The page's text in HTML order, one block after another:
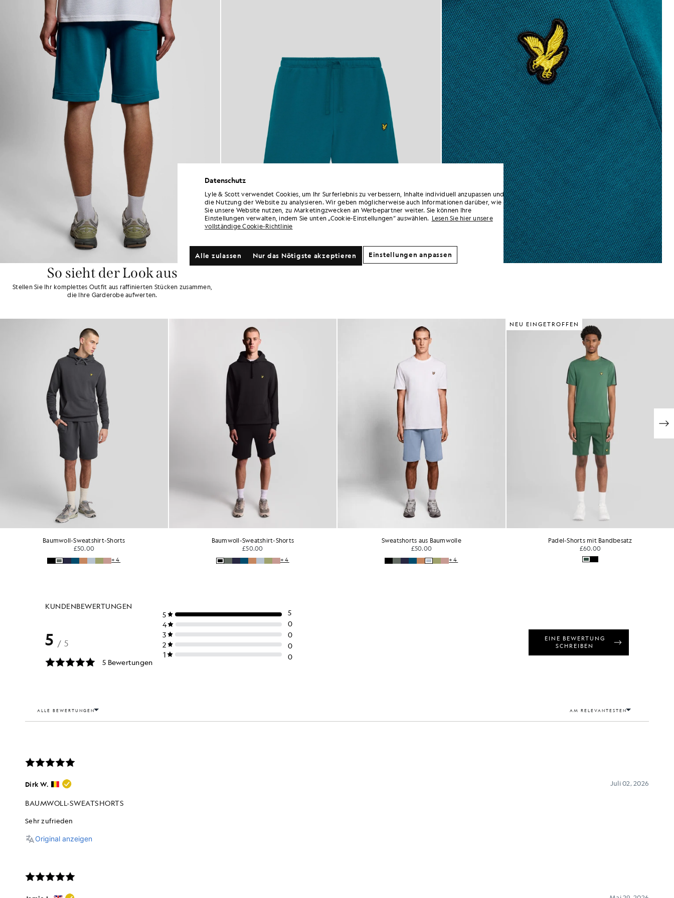
So sieht der Look aus
Stellen Sie Ihr komplettes Outfit aus raffinierten Stücken zusammen,
die Ihre Garderobe aufwerten.
Baumwoll-Sweatshirt-Shorts
£50.00
+4
Baumwoll-Sweatshirt-Shorts
£50.00
+4
Sweatshorts aus Baumwolle
£50.00
+4
NEU EINGETROFFEN
Padel-Shorts mit Bandbesatz
£60.00
Datenschutz
Lyle & Scott verwendet Cookies, um Ihr Surferlebnis zu verbessern, Inhalte individuell anzupassen und
die Nutzung der Website zu analysieren. Wir geben möglicherweise auch Informationen darüber, wie
Sie unsere Website nutzen, zu Marketingzwecken an Werbepartner weiter. Sie können Ihre
Einstellungen verwalten, indem Sie unten „Cookie-Einstellungen“ auswählen. Lesen Sie hier unsere
vollständige Cookie-Richtlinie
Nur das Nötigste akzeptieren
Alle zulassen Einstellungen anpassen